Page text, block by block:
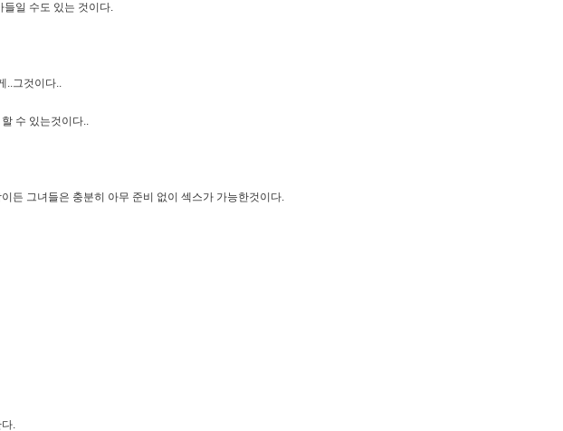
일 수도 있는 것이다.
..그것이다..
수 있는것이다..
든 그녀들은 충분히 아무 준비 없이 섹스가 가능한것이다.
.